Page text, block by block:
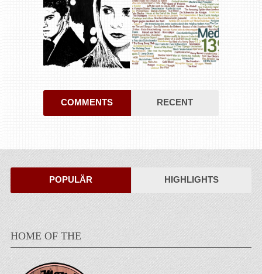
COMMENTS RECENT
POPULÄR HIGHLIGHTS
HOME OF THE